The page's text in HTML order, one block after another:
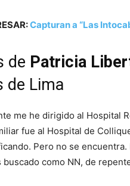
Capturan a “Las
de Patricia
de Lima
me he dirigido al Hospital
fue al Hospital de
Pero no se
como NN, de